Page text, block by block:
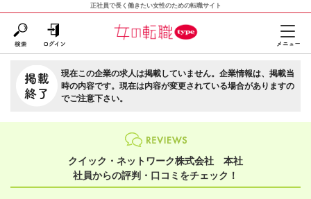
正社員で長く働きたい女性のための転職サイト
現在この企業の求人は掲載していません。企業情報は、掲載当
時の内容です。現在は内容が変更されている場合がありますの
でご注意下さい。
クイック・ネットワーク株式会社 本社
社員からの評判・口コミをチェック！